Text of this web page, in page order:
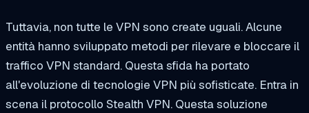
Tuttavia, non tutte le VPN sono create uguali. Alcune
entità hanno sviluppato metodi per rilevare e bloccare il
traffico VPN standard. Questa sfida ha portato
all'evoluzione di tecnologie VPN più sofisticate. Entra in
scena il protocollo Stealth VPN. Questa soluzione